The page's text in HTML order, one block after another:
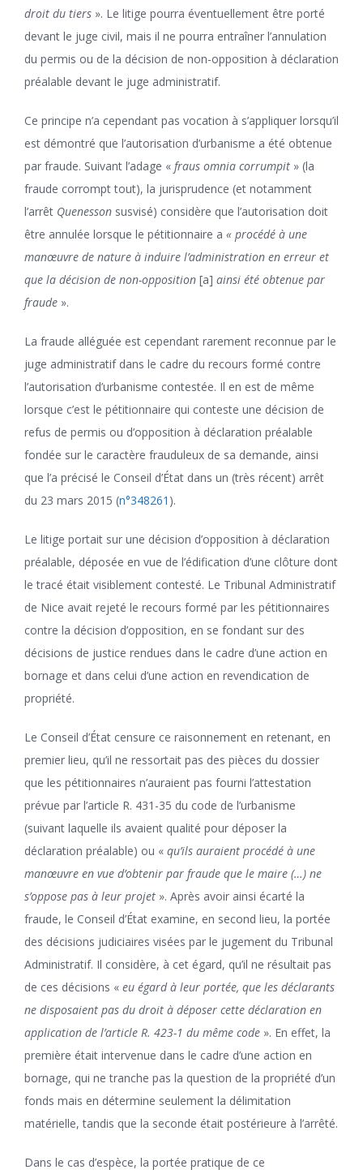
droit du tiers ». Le litige pourra éventuellement être porté
devant le juge civil, mais il ne pourra entraîner l’annulation
du permis ou de la décision de non-opposition à déclaration
préalable devant le juge administratif.
Ce principe n’a cependant pas vocation à s’appliquer lorsqu’il
est démontré que l’autorisation d’urbanisme a été obtenue
par fraude. Suivant l’adage « fraus omnia corrumpit » (la
fraude corrompt tout), la jurisprudence (et notamment
l’arrêt Quenesson susvisé) considère que l’autorisation doit
être annulée lorsque le pétitionnaire a « procédé à une
manœuvre de nature à induire l’administration en erreur et
que la décision de non-opposition [a] ainsi été obtenue par
fraude ».
La fraude alléguée est cependant rarement reconnue par le
juge administratif dans le cadre du recours formé contre
l’autorisation d’urbanisme contestée. Il en est de même
lorsque c’est le pétitionnaire qui conteste une décision de
refus de permis ou d’opposition à déclaration préalable
fondée sur le caractère frauduleux de sa demande, ainsi
que l’a précisé le Conseil d’État dans un (très récent) arrêt
du 23 mars 2015 (n°348261 ).
Le litige portait sur une décision d’opposition à déclaration
préalable, déposée en vue de l’édification d’une clôture dont
le tracé était visiblement contesté. Le Tribunal Administratif
de Nice avait rejeté le recours formé par les pétitionnaires
contre la décision d’opposition, en se fondant sur des
décisions de justice rendues dans le cadre d’une action en
bornage et dans celui d’une action en revendication de
propriété.
Le Conseil d’État censure ce raisonnement en retenant, en
premier lieu, qu’il ne ressortait pas des pièces du dossier
que les pétitionnaires n’auraient pas fourni l’attestation
prévue par l’article R. 431-35 du code de l’urbanisme
(suivant laquelle ils avaient qualité pour déposer la
déclaration préalable) ou « qu’ils auraient procédé à une
manœuvre en vue d’obtenir par fraude que le maire (…) ne
s’oppose pas à leur projet ». Après avoir ainsi écarté la
fraude, le Conseil d’État examine, en second lieu, la portée
des décisions judiciaires visées par le jugement du Tribunal
Administratif. Il considère, à cet égard, qu’il ne résultait pas
de ces décisions « eu égard à leur portée, que les déclarants
ne disposaient pas du droit à déposer cette déclaration en
application de l’article R. 423-1 du même code ». En effet, la
première était intervenue dans le cadre d’une action en
bornage, qui ne tranche pas la question de la propriété d’un
fonds mais en détermine seulement la délimitation
matérielle, tandis que la seconde était postérieure à l’arrêté.
Dans le cas d’espèce, la portée pratique de ce